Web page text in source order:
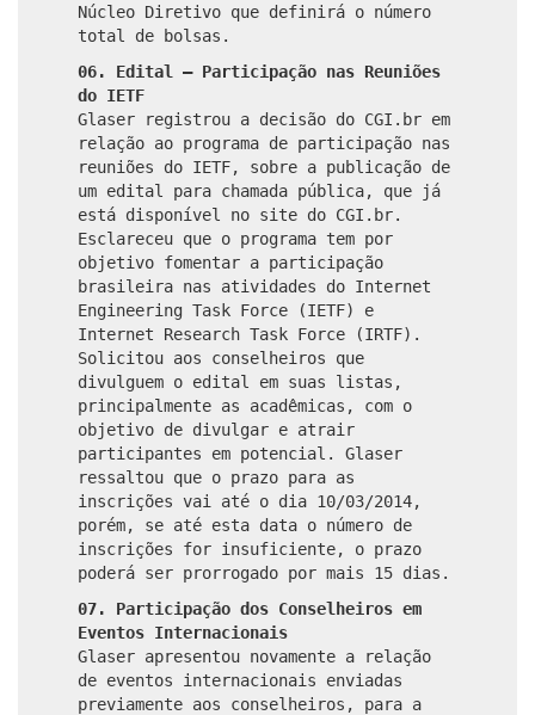
Núcleo Diretivo que definirá o número
total de bolsas.
06. Edital – Participação nas Reuniões
do IETF
Glaser registrou a decisão do CGI.br em
relação ao programa de participação nas
reuniões do IETF, sobre a publicação de
um edital para chamada pública, que já
está disponível no site do CGI.br.
Esclareceu que o programa tem por
objetivo fomentar a participação
brasileira nas atividades do Internet
Engineering Task Force (IETF) e
Internet Research Task Force (IRTF).
Solicitou aos conselheiros que
divulguem o edital em suas listas,
principalmente as acadêmicas, com o
objetivo de divulgar e atrair
participantes em potencial. Glaser
ressaltou que o prazo para as
inscrições vai até o dia 10/03/2014,
porém, se até esta data o número de
inscrições for insuficiente, o prazo
poderá ser prorrogado por mais 15 dias.
07. Participação dos Conselheiros em
Eventos Internacionais
Glaser apresentou novamente a relação
de eventos internacionais enviadas
previamente aos conselheiros, para a